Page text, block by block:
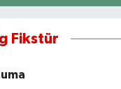
Fikstür